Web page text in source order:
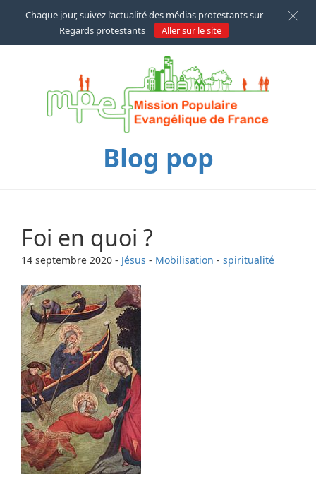
Blog pop
Foi en quoi ?
14 septembre 2020 - Jésus - Mobilisation - spiritualité
Chaque jour, suivez l’actualité des médias protestants sur
Regards protestants
Aller sur le site